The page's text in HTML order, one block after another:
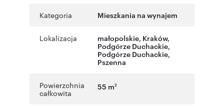
Kategoria Mieszkania na wynajem
Lokalizacja małopolskie, Kraków,
Podgórze Duchackie,
Podgórze Duchackie,
Pszenna
Powierzchnia
całkowita
55 m2